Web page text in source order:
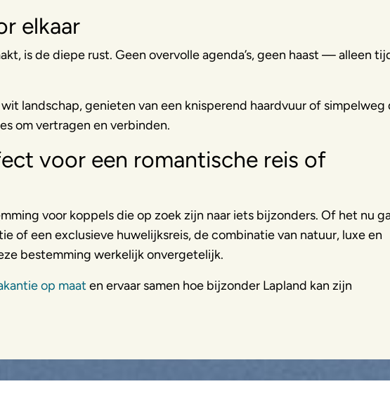
elkaar
is de diepe rust. Geen overvolle agenda’s, geen haast — alleen
landschap, genieten van een knisperend haardvuur of simpelweg
om vertragen en verbinden.
voor een romantische reis of
voor koppels die op zoek zijn naar iets bijzonders. Of het nu
of een exclusieve huwelijksreis, de combinatie van natuur, luxe en
bestemming werkelijk onvergetelijk.
op maat en ervaar samen hoe bijzonder Lapland kan zijn